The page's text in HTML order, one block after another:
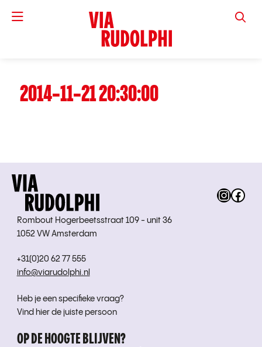
VIA
2014-11-21 20:30:00
Rombout Hogerbeetsstraat 109 - unit 36
1052 VW Amsterdam
+31(0)20 62 77 555
info@viarudolphi.nl
Heb je een specifieke vraag?
Vind hier de juiste persoon
OP DE HOOGTE BLIJVEN?